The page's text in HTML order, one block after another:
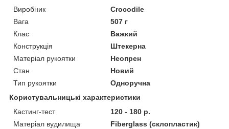
Виробник
Crocodile
Вага
507 г
Клас
Важкий
Конструкція
Штекерна
Матеріал рукоятки
Неопрен
Стан
Новий
Тип рукоятки
Одноручна
Користувальницькі характеристики
Кастинг-тест
120 - 180 р.
Матеріал вудилища
Fiberglass (склопластик)